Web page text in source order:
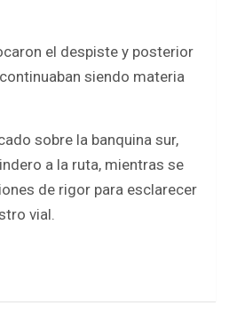
el despiste y posterior
siendo materia
sobre la banquina sur,
a la ruta, mientras se
de rigor para esclarecer
vial.